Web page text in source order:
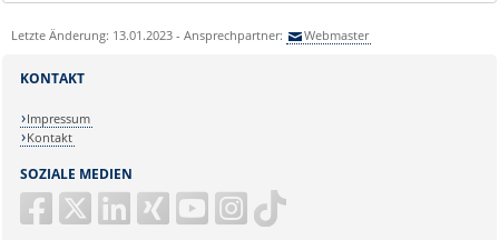
Letzte Änderung: 13.01.2023 - Ansprechpartner: Webmaster
SOZIALE MEDIEN
KONTAKT
Impressum
Kontakt